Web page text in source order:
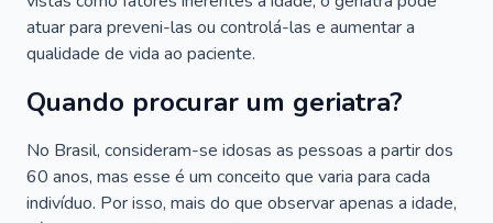
atuar para preveni-las ou controlá-las e aumentar a
qualidade de vida ao paciente.
Quando procurar um geriatra?
No Brasil, consideram-se idosas as pessoas a partir dos
60 anos, mas esse é um conceito que varia para cada
indivíduo. Por isso, mais do que observar apenas a idade,